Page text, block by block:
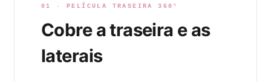
01 · PELÍCULA TRASEIRA 360°
Cobre a traseira e as
laterais